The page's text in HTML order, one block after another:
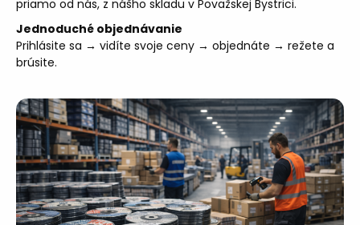
priamo od nás, z nášho skladu v Považskej Bystrici.
Jednoduché objednávanie
Prihlásite sa → vidíte svoje ceny → objednáte → režete a
brúsite.